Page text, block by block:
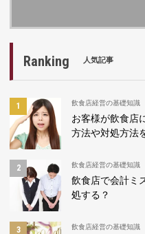
Ranking 人気記事
飲食店経営の基礎知識
お客様が飲食店
方法や対処方法
飲食店経営の基礎知識
飲食店で会計ミ
処する？
飲食店経営の基礎知識